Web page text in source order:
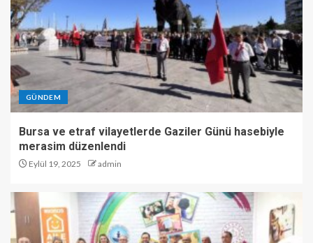
GÜNDEM
Bursa ve etraf vilayetlerde Gaziler Günü hasebiyle
merasim düzenlendi
Eylül 19, 2025 admin